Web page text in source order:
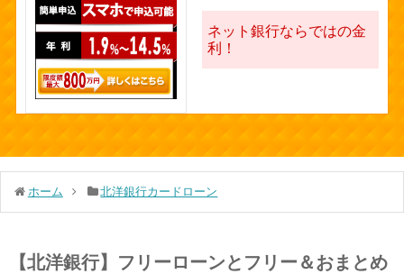
ネット銀行ならではの金
利！
ホーム 北洋銀行カードローン
【北洋銀行】フリーローンとフリー＆おまとめ